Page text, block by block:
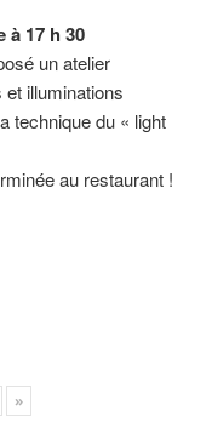
à 17 h 30
un atelier
illuminations
technique du « light
au restaurant !
»